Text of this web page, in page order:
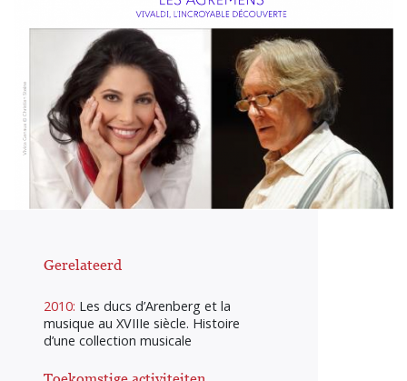
Gerelateerd
2010: Les ducs d’Arenberg et la
musique au XVIIIe siècle. Histoire
d’une collection musicale